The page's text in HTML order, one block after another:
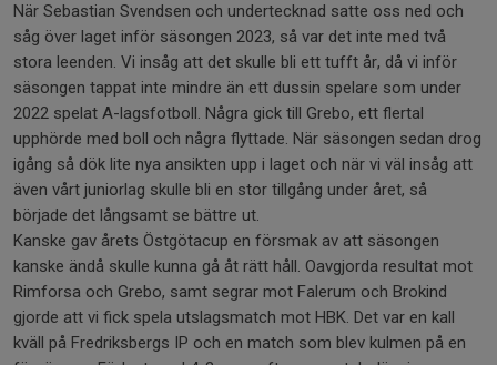
När Sebastian Svendsen och undertecknad satte oss ned och
såg över laget inför säsongen 2023, så var det inte med två
stora leenden. Vi insåg att det skulle bli ett tufft år, då vi inför
säsongen tappat inte mindre än ett dussin spelare som under
2022 spelat A-lagsfotboll. Några gick till Grebo, ett flertal
upphörde med boll och några flyttade. När säsongen sedan drog
igång så dök lite nya ansikten upp i laget och när vi väl insåg att
även vårt juniorlag skulle bli en stor tillgång under året, så
började det långsamt se bättre ut.
Kanske gav årets Östgötacup en försmak av att säsongen
kanske ändå skulle kunna gå åt rätt håll. Oavgjorda resultat mot
Rimforsa och Grebo, samt segrar mot Falerum och Brokind
gjorde att vi fick spela utslagsmatch mot HBK. Det var en kall
kväll på Fredriksbergs IP och en match som blev kulmen på en